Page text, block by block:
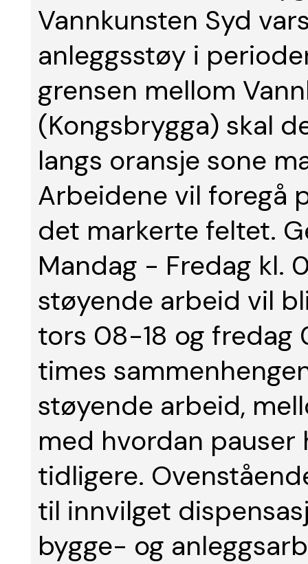
Vannkunsten Syd
anleggsstøy i
grensen mellom
(Kongsbrygga) skal
langs oransje sone
Arbeidene vil foregå
det markerte feltet.
Mandag - Fredag kl.
støyende arbeid vil
tors 08-18 og fredag
times
støyende arbeid,
med hvordan
tidligere.
til innvilget
bygge- og